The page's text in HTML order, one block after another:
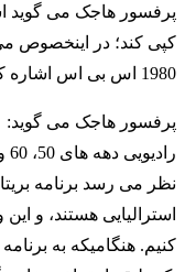
پرفسور هاجک می گوید
کپی کند؛ در اینخصوص
1980 اس بی اس اشاره کنیم.
پرفسور هاجک می گوید:
نظر می رسد برنامه
استرالیایی هستند، و
کنیم. هنگامیکه به